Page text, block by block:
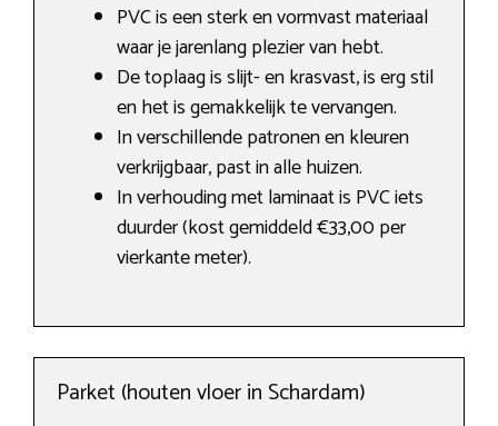
PVC is een sterk en vormvast materiaal
waar je jarenlang plezier van hebt.
De toplaag is slijt- en krasvast, is erg stil
en het is gemakkelijk te vervangen.
In verschillende patronen en kleuren
verkrijgbaar, past in alle huizen.
In verhouding met laminaat is PVC iets
duurder (kost gemiddeld €33,00 per
vierkante meter).
Parket (houten vloer in Schardam)